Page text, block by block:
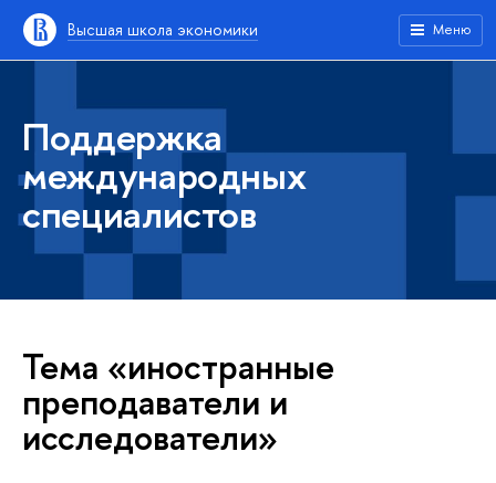
Высшая школа экономики Меню
Поддержка
международных
специалистов
Тема «иностранные
преподаватели и
исследователи»